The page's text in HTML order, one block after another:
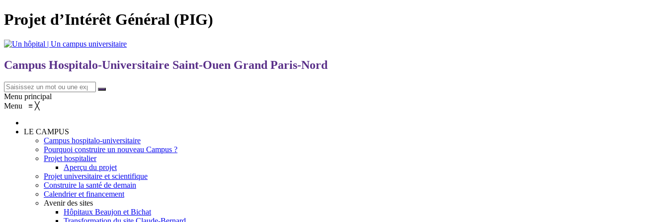
Projet d’Intérêt Général (PIG)
Campus Hospitalo-Universitaire Saint-Ouen Grand Paris-Nord
Menu principal
Menu ≡ ╳
LE CAMPUS
Campus hospitalo-universitaire
Pourquoi construire un nouveau Campus ?
Projet hospitalier
Aperçu du projet
Projet universitaire et scientifique
Construire la santé de demain
Calendrier et financement
Avenir des sites
Hôpitaux Beaujon et Bichat